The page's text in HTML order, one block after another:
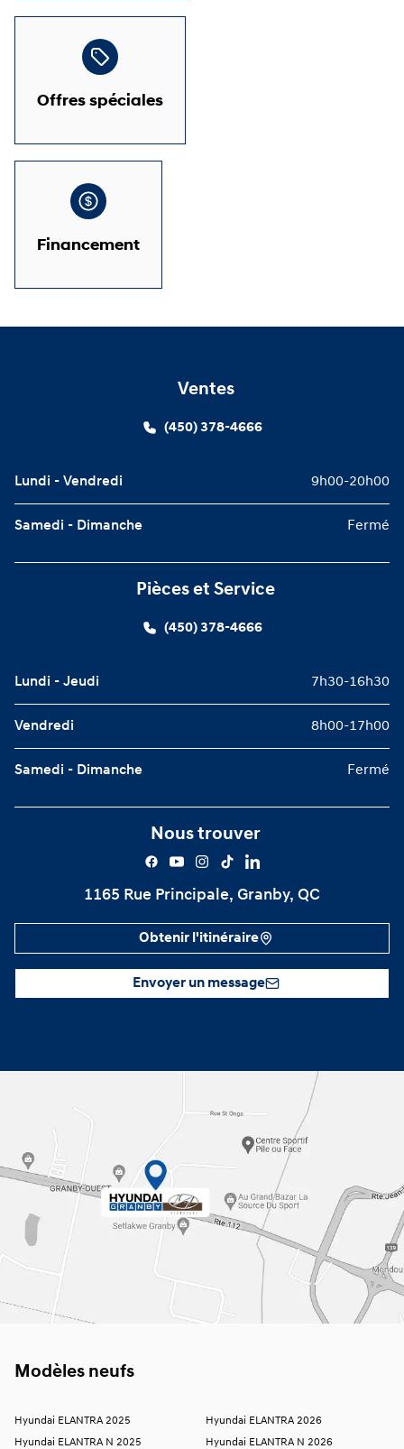
Offres spéciales
Financement
Ventes
(450) 378-4666
Lundi - Vendredi 9h00-20h00
Samedi - Dimanche Fermé
Pièces et Service
(450) 378-4666
Lundi - Jeudi 7h30-16h30
Vendredi 8h00-17h00
Samedi - Dimanche Fermé
Nous trouver
1165 Rue Principale, Granby, QC
Obtenir l'itinéraire
Envoyer un message
Modèles neufs
Hyundai ELANTRA 2025
Hyundai ELANTRA 2026
Hyundai ELANTRA N 2025
Hyundai ELANTRA N 2026